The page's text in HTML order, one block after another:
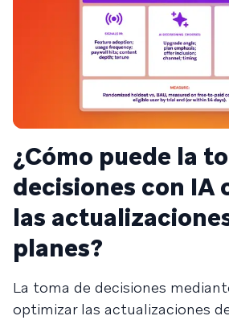
¿Cómo puede la
decisiones con IA
las
planes?
La toma de decisiones
optimizar las actualizaciones